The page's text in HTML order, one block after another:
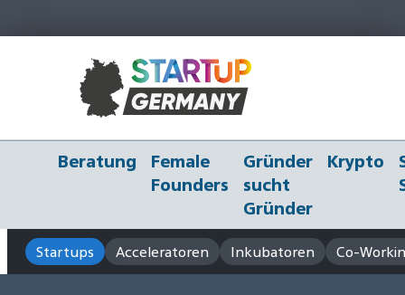
Beratung
Female
Founders
Gründer
sucht
Gründer
Krypto
Startups Acceleratoren Inkubatoren Co-